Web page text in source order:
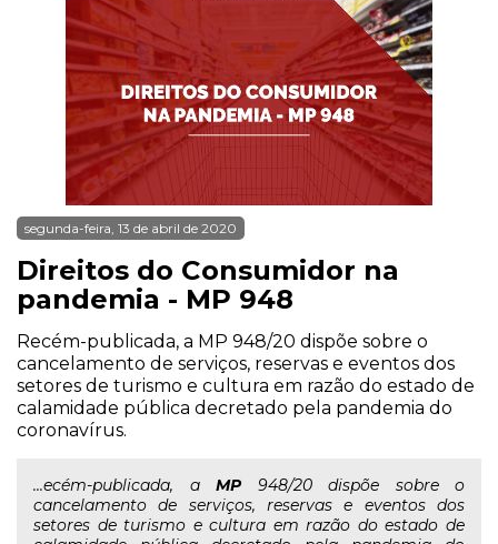
segunda-feira, 13 de abril de 2020
Direitos do Consumidor na
pandemia - MP 948
Recém-publicada, a MP 948/20 dispõe sobre o
cancelamento de serviços, reservas e eventos dos
setores de turismo e cultura em razão do estado de
calamidade pública decretado pela pandemia do
coronavírus.
...ecém-publicada, a MP 948/20 dispõe sobre o
cancelamento de serviços, reservas e eventos dos
setores de turismo e cultura em razão do estado de